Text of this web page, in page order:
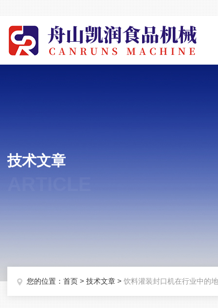
技术文章
您的位置： 首页 > 技术文章 > 饮料灌装封口机在行业中的